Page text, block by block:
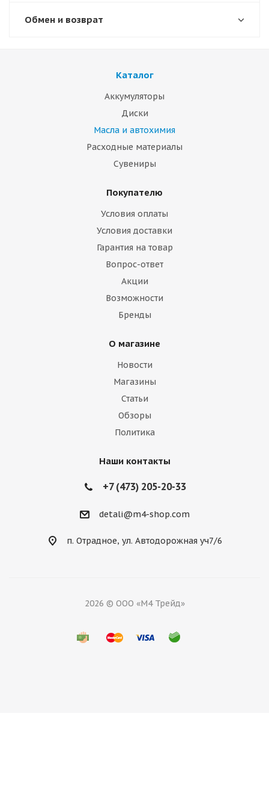
Обмен и возврат
Каталог
Аккумуляторы
Диски
Масла и автохимия
Расходные материалы
Сувениры
Покупателю
Условия оплаты
Условия доставки
Гарантия на товар
Вопрос-ответ
Акции
Возможности
Бренды
О магазине
Новости
Магазины
Статьи
Обзоры
Политика
Наши контакты
+7 (473) 205-20-33
detali@m4-shop.com
п. Отрадное, ул. Автодорожная уч7/6
2026 © ООО «М4 Трейд»